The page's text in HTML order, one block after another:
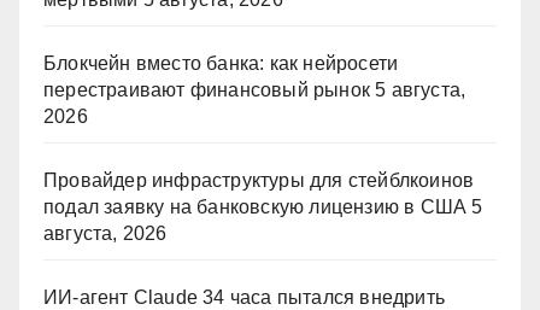
Блокчейн вместо банка: как нейросети
перестраивают финансовый рынок 5 августа,
2026
Провайдер инфраструктуры для стейблкоинов
подал заявку на банковскую лицензию в США 5
августа, 2026
ИИ-агент Claude 34 часа пытался внедрить